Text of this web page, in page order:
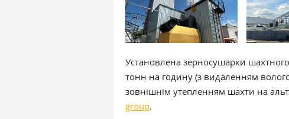
Установлена зерносушарки
тонн на годину (з видаленням
зовнішнім утепленням шахти на
group.